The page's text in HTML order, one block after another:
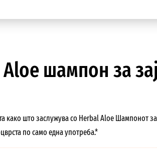
шампон за
како што заслужува со Herbal Aloe Шампонот
по само една употреба.*